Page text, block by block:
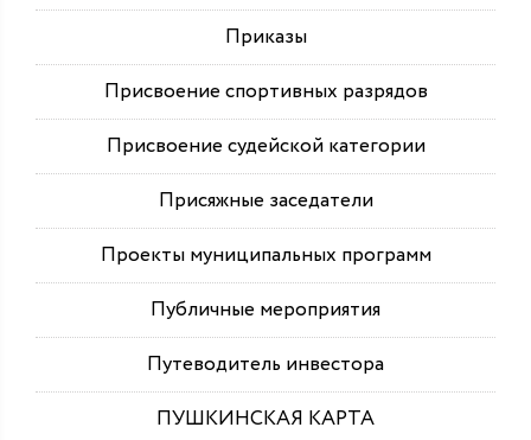
Приказы
Присвоение спортивных разрядов
Присвоение судейской категории
Присяжные заседатели
Проекты муниципальных программ
Публичные мероприятия
Путеводитель инвестора
ПУШКИНСКАЯ КАРТА